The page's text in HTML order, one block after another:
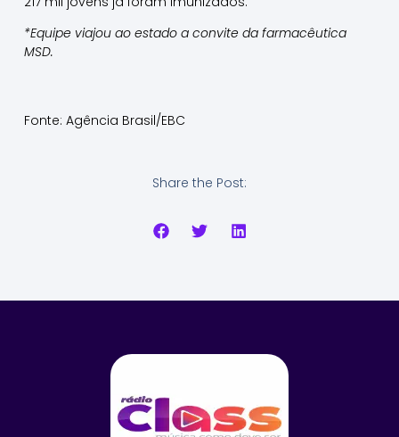
*Equipe viajou ao estado a convite da farmacêutica
MSD.
Fonte: Agência Brasil/EBC
Share the Post: